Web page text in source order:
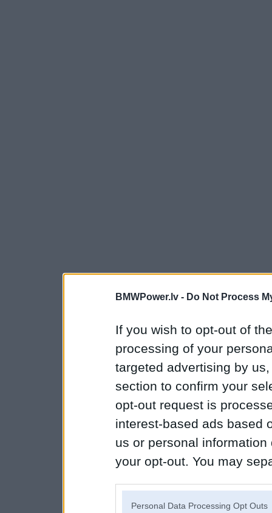
BMWPower.lv - Do Not Process
If you wish to opt-out of
processing of your
targeted advertising by
section to confirm your
opt-out request is
interest-based ads based
us or personal
your opt-out. You may
Personal Data Processing Opt Outs